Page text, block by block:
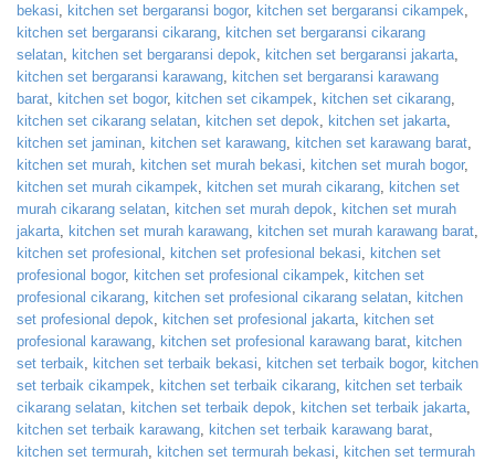
bekasi
kitchen set bergaransi bogor, kitchen set bergaransi cikampek
kitchen set bergaransi cikarang kitchen set bergaransi cikarang
selatan kitchen set bergaransi depok kitchen set bergaransi jakarta
kitchen set bergaransi karawang kitchen set bergaransi karawang
barat kitchen set bogor, kitchen set cikampek kitchen set cikarang
kitchen set cikarang selatan kitchen set depok kitchen set jakarta
kitchen set jaminan kitchen set karawang kitchen set karawang barat
kitchen set murah kitchen set murah bekasi kitchen set murah bogor,
kitchen set murah cikampek
kitchen set murah cikarang kitchen set
murah cikarang selatan kitchen set murah depok
kitchen set murah
jakarta kitchen set murah karawang kitchen set murah karawang barat
kitchen set profesional
kitchen set profesional bekasi
kitchen set
profesional bogor, kitchen set profesional cikampek
kitchen set
profesional cikarang kitchen set profesional cikarang selatan kitchen
set profesional depok
kitchen set profesional jakarta kitchen set
profesional karawang kitchen set profesional karawang barat kitchen
set terbaik
kitchen set terbaik bekasi kitchen set terbaik bogor, kitchen
set terbaik cikampek
kitchen set terbaik cikarang kitchen set terbaik
cikarang selatan kitchen set terbaik depok kitchen set terbaik jakarta
kitchen set terbaik karawang kitchen set terbaik karawang barat
kitchen set termurah kitchen set termurah bekasi
kitchen set termurah